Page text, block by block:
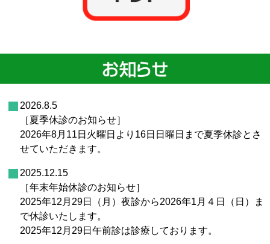
2026.8.5
［夏季休診のお知らせ］
2026年8月11日火曜日より16日日曜日まで夏季休診とさ
せていただきます。
2025.12.15
［年末年始休診のお知らせ］
2025年12月29日（月）夜診から2026年1月４日（日）ま
で休診いたします。
2025年12月29日午前診は診療しております。